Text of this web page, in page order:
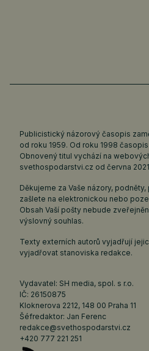
Publicistický názorový časopis
od roku 1959. Od roku 1998
Obnovený titul vychází na
svethospodarstvi.cz od června
Děkujeme za Vaše názory,
zašlete na elektronickou nebo
Obsah Vaší pošty nebude
výslovný souhlas.
Texty externích autorů vyjadřují
vyjadřovat stanoviska redakce.
Vydavatel: SH media, spol. s r.o.
IČ: 26150875
Kloknerova 2212, 148 00 Praha 11
Šéfredaktor: Jan Ferenc
redakce@svethospodarstvi.cz
+420 777 221 251